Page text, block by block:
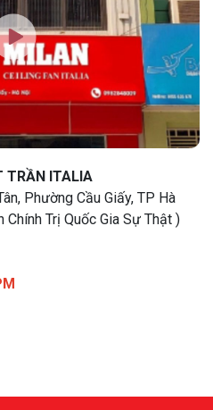
TRẦN ITALIA
Phường Cầu Giấy, TP Hà
Trị Quốc Gia Sự Thật )